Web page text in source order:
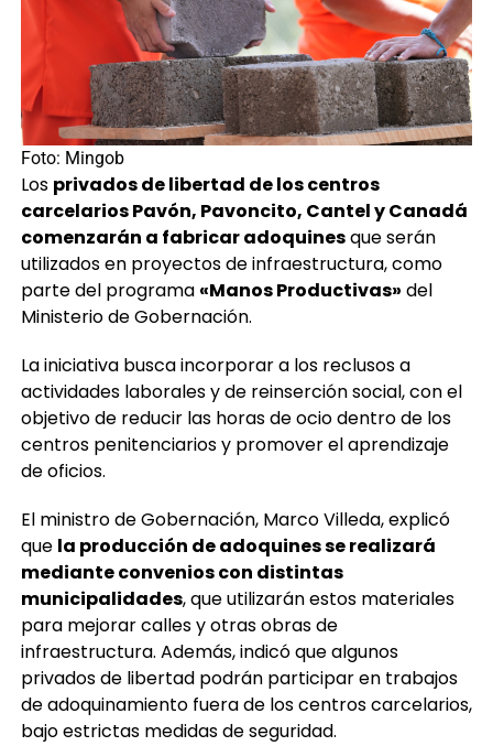
Foto: Mingob
Los privados de libertad de los centros
carcelarios Pavón, Pavoncito, Cantel y Canadá
comenzarán a fabricar adoquinesque serán
utilizados en proyectos de infraestructura, como
parte del programa «Manos Productivas» del
Ministerio de Gobernación.
La iniciativa busca incorporar a los reclusos a
actividades laborales y de reinserción social, con el
objetivo de reducir las horas de ocio dentro de los
centros penitenciarios y promover el aprendizaje
de oficios.
El ministro de Gobernación, Marco Villeda, explicó
que la producción de adoquines se realizará
mediante convenios con distintas
municipalidades, que utilizarán estos materiales
para mejorar calles y otras obras de
infraestructura. Además, indicó que algunos
privados de libertad podrán participar en trabajos
de adoquinamiento fuera de los centros carcelarios,
bajo estrictas medidas de seguridad.